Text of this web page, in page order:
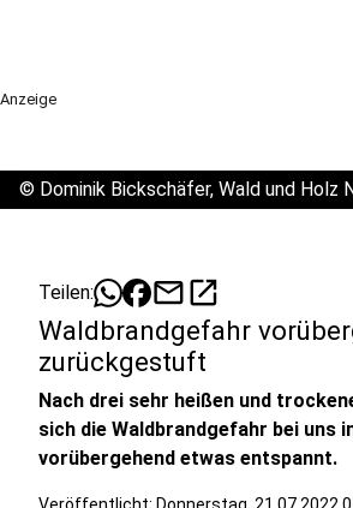
Anzeige
© Dominik Bickschäfer, Wald und Holz
Teilen: mailopen_in_new
Waldbrandgefahr
zurückgestuft
Nach drei sehr heißen und
sich die Waldbrandgefahr bei uns
vorübergehend etwas entspannt.